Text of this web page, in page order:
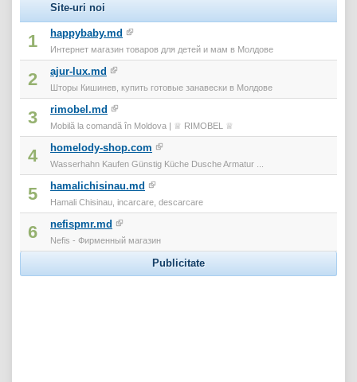
Site-uri noi
1 happybaby.md
Интернет магазин товаров для детей и мам в Молдове
2 ajur-lux.md
Шторы Кишинев, купить готовые занавески в Молдове
3 rimobel.md
Mobilă la comandă în Moldova | ♕ RIMOBEL ♕
4 homelody-shop.com
Wasserhahn Kaufen Günstig Küche Dusche Armatur ...
5 hamalichisinau.md
Hamali Chisinau, incarcare, descarcare
6 nefispmr.md
Nefis - Фирменный магазин
Publicitate